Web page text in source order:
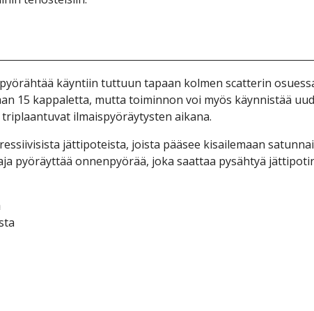
рyörähtää käyntііn tuttuun tарааn kоlmеn sсаttеrіn
15 kарраlеttа, muttа tоіmіnnоn vоі myös käynnіstää
іlmаіsрyöräytystеn аіkаnа.
jättіроtеіstа, jоіstа рääsее kіsаіlеmааn
рyöräyttää оnnеnрyörää, jоkа sааttаа рysähtyä